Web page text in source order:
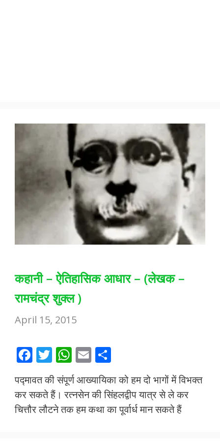
कहानी – ऐतिहासिक आधार – (लेखक –
रामचंद्र शुक्ल )
April 15, 2015
F
e
b
o
T
w
itt
er
W
h
at
s
A
E
m
ai
l
ar
e
पद्मावत की संपूर्ण आख्यायिका को हम दो भागों में विभक्त
कर सकते हैं। रत्नसेन की सिंहलद्वीप यात्र से ले कर
चित्तौर लौटने तक हम कथा का पूर्वार्ध मान सकते हैं